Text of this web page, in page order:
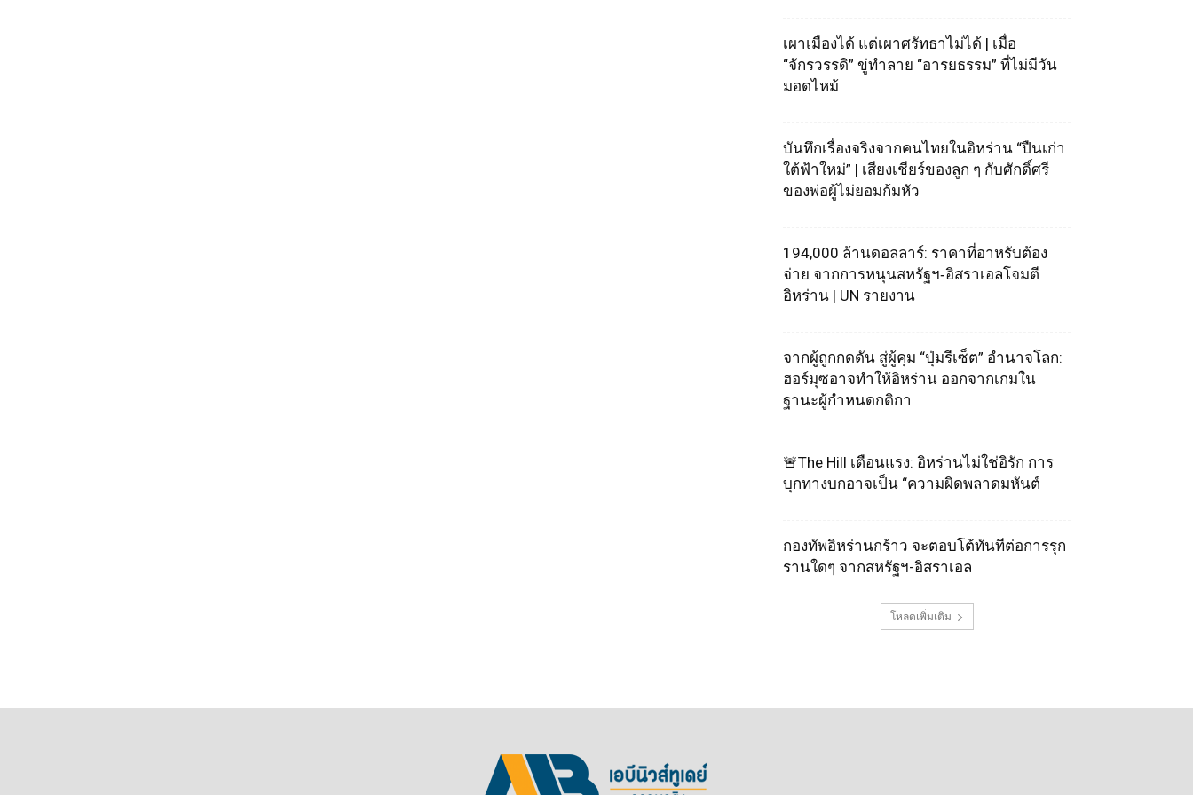
เผาเมืองได้ แต่เผาศรัทธาไม่ได้ | เมื่อ
“จักรวรรดิ” ขู่ทำลาย “อารยธรรม” ที่ไม่มีวัน
มอดไหม้
บันทึกเรื่องจริงจากคนไทยในอิหร่าน “ปืนเก่า
ใต้ฟ้าใหม่” | เสียงเชียร์ของลูก ๆ กับศักดิ์ศรี
ของพ่อผู้ไม่ยอมก้มหัว
194,000 ล้านดอลลาร์: ราคาที่อาหรับต้อง
จ่าย จากการหนุนสหรัฐฯ‑อิสราเอลโจมตี
อิหร่าน | UN รายงาน
จากผู้ถูกกดดัน สู่ผู้คุม “ปุ่มรีเซ็ต” อำนาจโลก:
ฮอร์มุซอาจทำให้อิหร่าน ออกจากเกมใน
ฐานะผู้กำหนดกติกา
🚨The Hill เตือนแรง: อิหร่านไม่ใช่อิรัก การ
บุกทางบกอาจเป็น “ความผิดพลาดมหันต์
กองทัพอิหร่านกร้าว จะตอบโต้ทันทีต่อการรุก
รานใดๆ จากสหรัฐฯ-อิสราเอล
โหลดเพิ่มเติม